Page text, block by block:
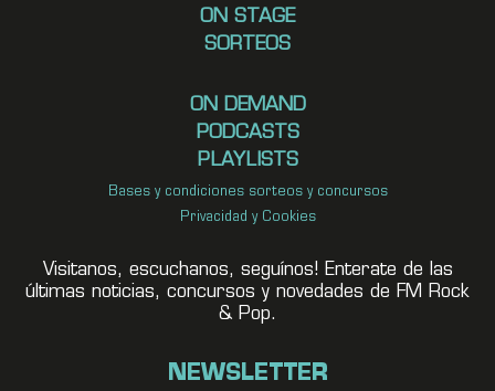
ON STAGE
SORTEOS
ON DEMAND
PODCASTS
PLAYLISTS
Bases y condiciones sorteos y concursos
Privacidad y Cookies
Visitanos, escuchanos, seguínos! Enterate de las
últimas noticias, concursos y novedades de FM Rock
& Pop.
NEWSLETTER